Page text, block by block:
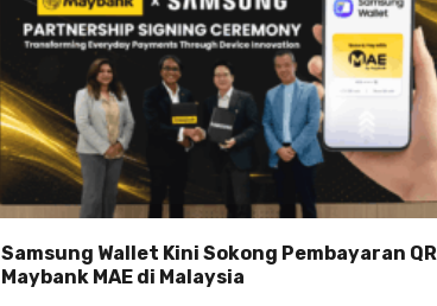
Samsung Wallet Kini Sokong Pembayaran QR
Maybank MAE di Malaysia